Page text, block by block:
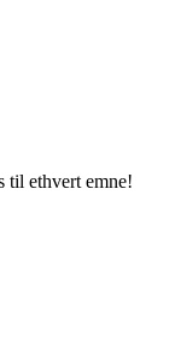
til ethvert emne!